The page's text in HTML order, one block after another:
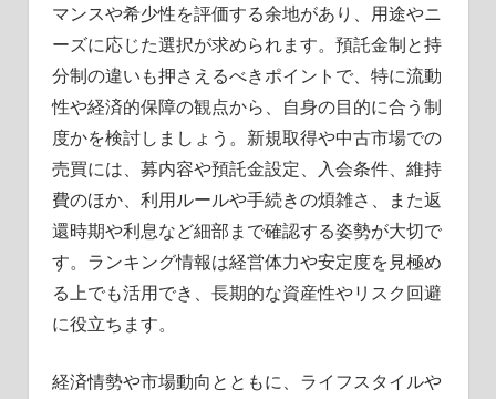
マンスや希少性を評価する余地があり、用途やニ
ーズに応じた選択が求められます。預託金制と持
分制の違いも押さえるべきポイントで、特に流動
性や経済的保障の観点から、自身の目的に合う制
度かを検討しましょう。新規取得や中古市場での
売買には、募内容や預託金設定、入会条件、維持
費のほか、利用ルールや手続きの煩雑さ、また返
還時期や利息など細部まで確認する姿勢が大切で
す。ランキング情報は経営体力や安定度を見極め
る上でも活用でき、長期的な資産性やリスク回避
に役立ちます。
経済情勢や市場動向とともに、ライフスタイルや